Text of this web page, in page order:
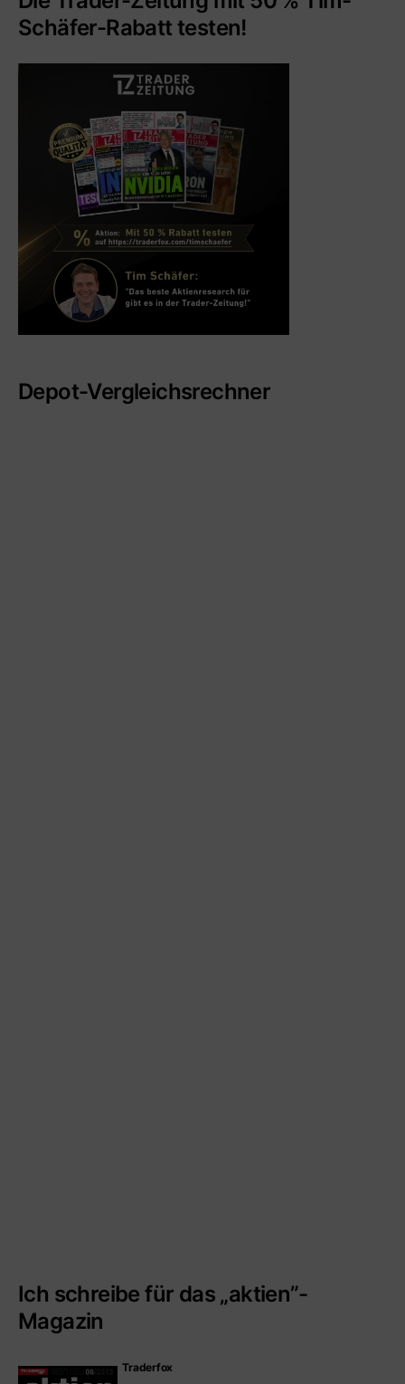
Schäfer-Rabatt testen!
Depot-Vergleichsrechner
Ich schreibe für das „aktien”-
Magazin
Traderfox